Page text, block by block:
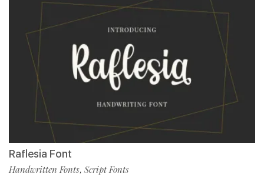
Raflesia Font
Handwritten Fonts, Script Fonts